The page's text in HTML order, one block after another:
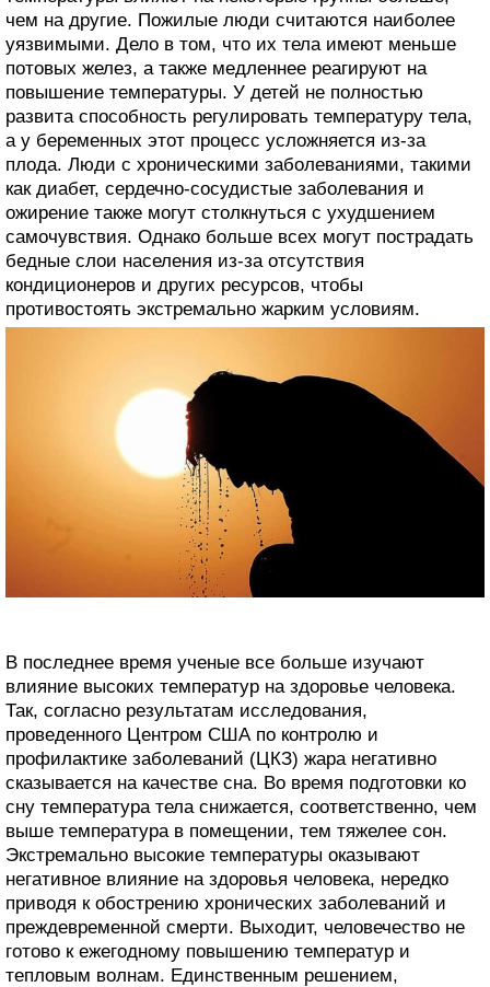
чем на другие. Пожилые люди считаются наиболее
уязвимыми. Дело в том, что их тела имеют меньше
потовых желез, а также медленнее реагируют на
повышение температуры. У детей не полностью
развита способность регулировать температуру тела,
а у беременных этот процесс усложняется из-за
плода. Люди с хроническими заболеваниями, такими
как диабет, сердечно-сосудистые заболевания и
ожирение также могут столкнуться с ухудшением
самочувствия. Однако больше всех могут пострадать
бедные слои населения из-за отсутствия
кондиционеров и других ресурсов, чтобы
противостоять экстремально жарким условиям.
В последнее время ученые все больше изучают
влияние высоких температур на здоровье человека.
Так, согласно результатам исследования,
проведенного Центром США по контролю и
профилактике заболеваний (ЦКЗ) жара негативно
сказывается на качестве сна. Во время подготовки ко
сну температура тела снижается, соответственно, чем
выше температура в помещении, тем тяжелее сон.
Экстремально высокие температуры оказывают
негативное влияние на здоровья человека, нередко
приводя к обострению хронических заболеваний и
преждевременной смерти. Выходит, человечество не
готово к ежегодному повышению температур и
тепловым волнам. Единственным решением,